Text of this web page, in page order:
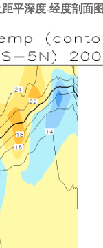
平深度-经度剖面图